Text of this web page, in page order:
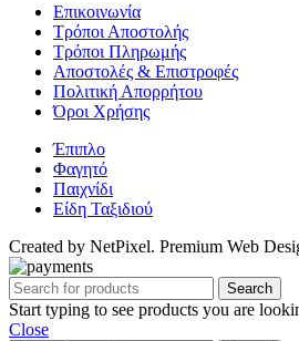
Επικοινωνία
Τρόποι Αποστολής
Τρόποι Πληρωμής
Αποστολές & Επιστροφές
Πολιτική Απορρήτου
Όροι Χρήσης
Έπιπλο
Φαγητό
Παιχνίδι
Είδη Ταξιδιού
Created by NetPixel. Premium Web
Search
Start typing to see products you are
Close